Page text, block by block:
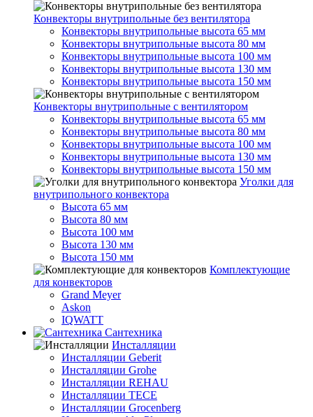
Конвекторы внутрипольные без вентилятора
Конвекторы внутрипольные высота 65 мм
Конвекторы внутрипольные высота 80 мм
Конвекторы внутрипольные высота 100 мм
Конвекторы внутрипольные высота 130 мм
Конвекторы внутрипольные высота 150 мм
Конвекторы внутрипольные с вентилятором
Конвекторы внутрипольные высота 65 мм
Конвекторы внутрипольные высота 80 мм
Конвекторы внутрипольные высота 100 мм
Конвекторы внутрипольные высота 130 мм
Конвекторы внутрипольные высота 150 мм
Уголки для
внутрипольного конвектора
Высота 65 мм
Высота 80 мм
Высота 100 мм
Высота 130 мм
Высота 150 мм
Комплектующие
для конвекторов
Grand Meyer
Askon
IQWATT
Сантехника
Инсталляции
Инсталляции Geberit
Инсталляции Grohe
Инсталляции REHAU
Инсталляции TECE
Инсталляции Grocenberg